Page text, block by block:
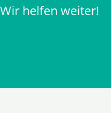
Wir helfen weiter!